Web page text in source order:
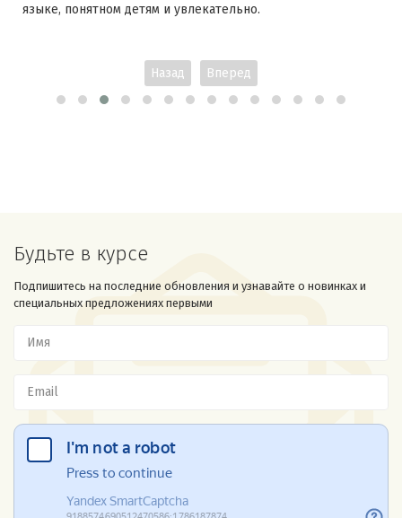
языке, понятном детям и увлекательно.
Назад Вперед
Будьте в курсе
Подпишитесь на последние обновления и узнавайте о новинках и
специальных предложениях первыми